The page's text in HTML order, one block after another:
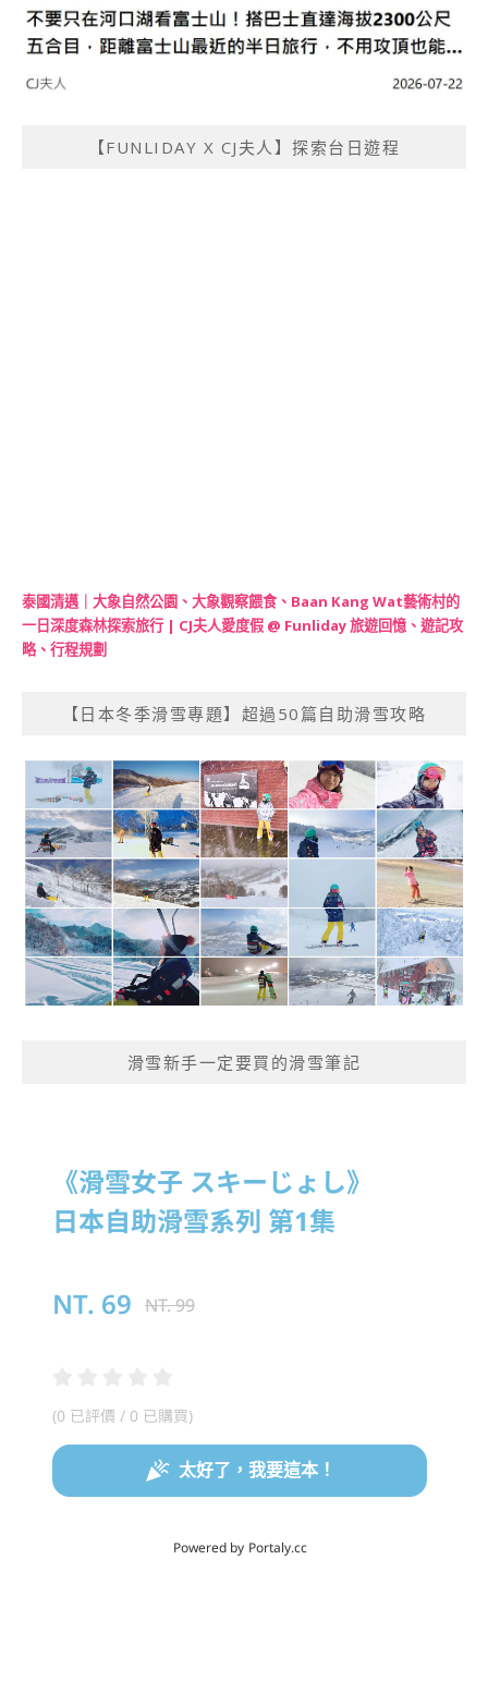
【FUNLIDAY X CJ夫人】探索台日遊程
泰國清邁｜大象自然公園、大象觀察餵食、Baan Kang Wat藝術村的
一日深度森林探索旅行 | CJ夫人愛度假 @ Funliday 旅遊回憶、遊記攻
略、行程規劃
【日本冬季滑雪專題】超過50篇自助滑雪攻略
滑雪新手一定要買的滑雪筆記